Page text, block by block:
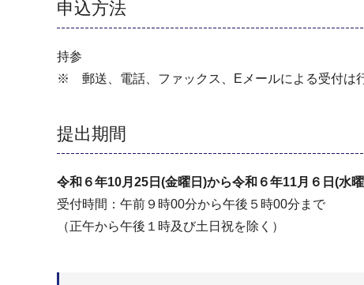
申込方法
持参
※ 郵送、電話、ファックス、Eメールによる受付は
提出期間
令和６年10月25日(金曜日)から令和６年11月６日(水
受付時間：午前９時00分から午後５時00分まで
（正午から午後１時及び土日祝を除く）